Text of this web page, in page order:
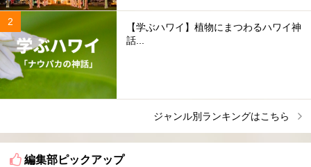
【学ぶハワイ】植物にまつわるハワイ神
話...
ジャンル別ランキングはこちら
編集部ピックアップ